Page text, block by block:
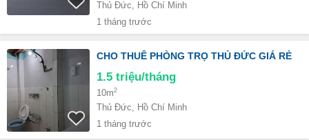
Thủ Đức, Hồ Chí Minh
1 tháng trước
CHO THUÊ PHÒNG TRỌ THỦ ĐỨC GIÁ RẺ
1.5 triệu/tháng
10m2
Thủ Đức, Hồ Chí Minh
1 tháng trước